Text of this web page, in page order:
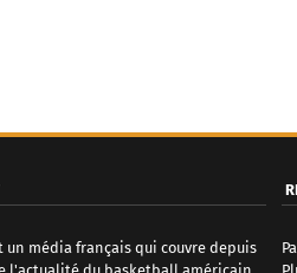
un média français qui couvre depuis